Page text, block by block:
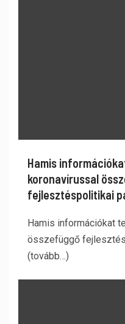
Hamis
koronavírussal
fejlesztéspolitikai
Hamis információkat
összefüggő
(tovább…)